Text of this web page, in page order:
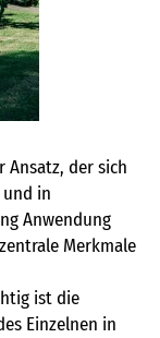
Ansatz, der sich
in
Anwendung
Merkmale
ist die
Einzelnen in